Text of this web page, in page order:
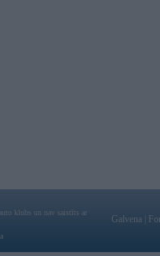
klubs un nav saistīts ar
Galvena